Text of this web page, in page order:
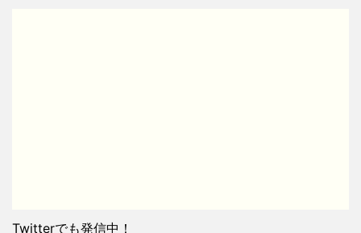
Twitterでも発信中！